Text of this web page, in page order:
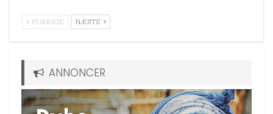
FORRIGE NÆSTE
ANNONCER